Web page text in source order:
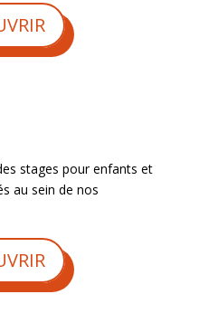
stages pour enfants et
au sein de nos